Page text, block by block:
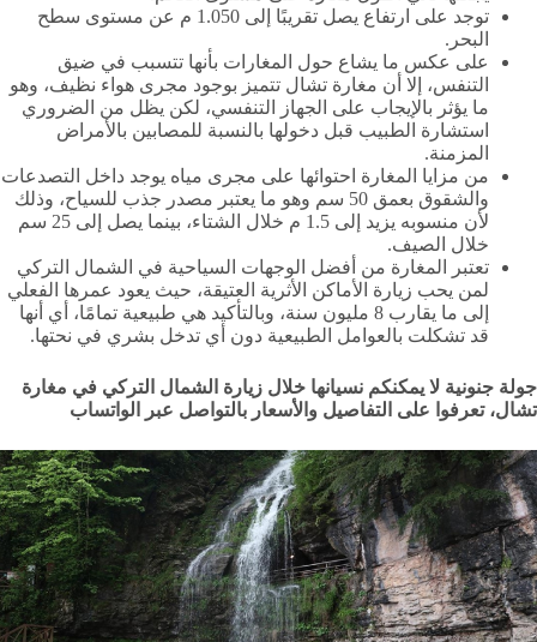
توجد على ارتفاع يصل تقريبًا إلى 1.050 م عن مستوى سطح
البحر.
على عكس ما يشاع حول المغارات بأنها تتسبب في ضيق
التنفس، إلا أن مغارة تشال تتميز بوجود مجرى هواء نظيف، وهو
ما يؤثر بالإيجاب على الجهاز التنفسي، لكن يظل من الضروري
استشارة الطبيب قبل دخولها بالنسبة للمصابين بالأمراض
المزمنة.
من مزايا المغارة احتوائها على مجرى مياه يوجد داخل التصدعات
والشقوق بعمق 50 سم وهو ما يعتبر مصدر جذب للسياح، وذلك
لأن منسوبه يزيد إلى 1.5 م خلال الشتاء، بينما يصل إلى 25 سم
خلال الصيف.
تعتبر المغارة من أفضل الوجهات السياحية في الشمال التركي
لمن يحب زيارة الأماكن الأثرية العتيقة، حيث يعود عمرها الفعلي
إلى ما يقارب 8 مليون سنة، وبالتأكيد هي طبيعية تمامًا، أي أنها
قد تشكلت بالعوامل الطبيعية دون أي تدخل بشري في نحتها.
جولة جنونية لا يمكنكم نسيانها خلال زيارة الشمال التركي في مغارة
تشال، تعرفوا على التفاصيل والأسعار بالتواصل عبر الواتساب